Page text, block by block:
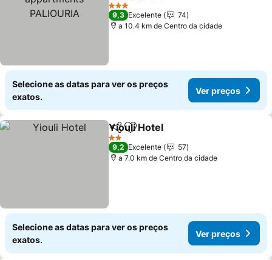
3 Estrelas
9,3 Excelente
74
a 10.4 km de Centro da cidade
Selecione as datas para ver os preços
exatos.
Ver preços
PartilharAdicionar aos favoritos
Yiouli Hotel
2 Estrelas
9,2 Excelente
57
a 7.0 km de Centro da cidade
Selecione as datas para ver os preços
exatos.
Ver preços